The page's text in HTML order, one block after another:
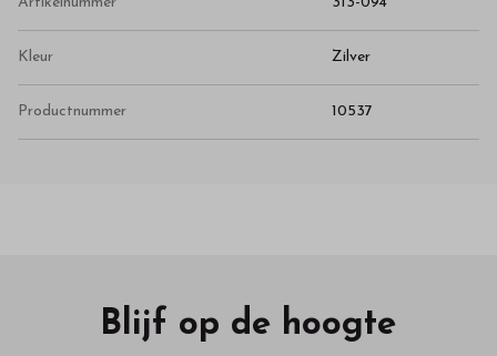
Kleur Zilver
Productnummer 10537
Blijf op de hoogte